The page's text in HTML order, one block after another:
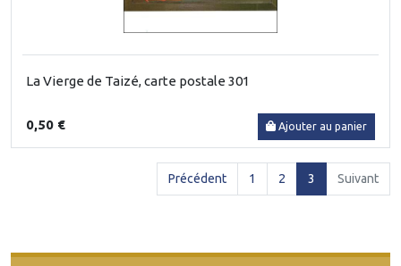
La Vierge de Taizé, carte postale 301
0,50 € Ajouter au panier
Précédent 1 2 3 (current)
Suivant